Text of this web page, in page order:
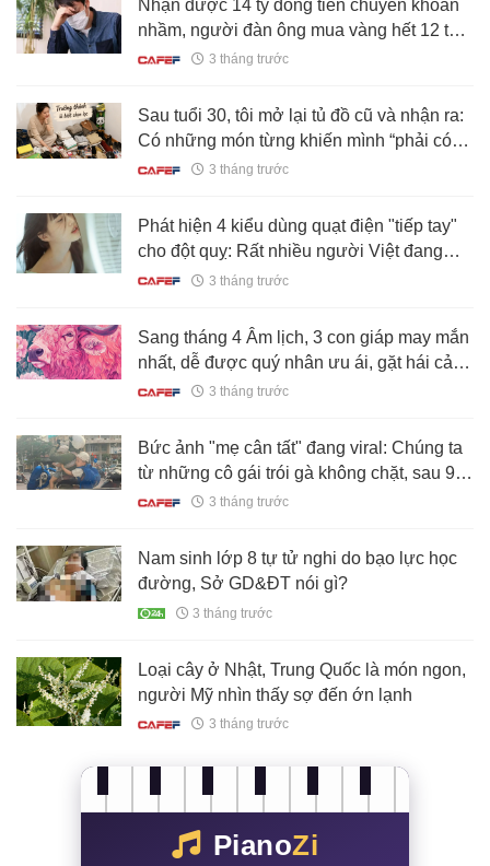
Nhận được 14 tỷ đồng tiền chuyển khoản
nhầm, người đàn ông mua vàng hết 12 tỷ
rồi bị bắt, tuyên bố: “Tiền tự nhiên vào tài
3 tháng trước
Sau tuổi 30, tôi mở lại tủ đồ cũ và nhận ra:
Có những món từng khiến mình “phải có
bằng được”, giờ chỉ còn phủ bụi trong góc
3 tháng trước
Phát hiện 4 kiểu dùng quạt điện "tiếp tay"
cho đột quỵ: Rất nhiều người Việt đang
làm
3 tháng trước
Sang tháng 4 Âm lịch, 3 con giáp may mắn
nhất, dễ được quý nhân ưu ái, gặt hái cả
tiền lẫn tình3 tháng trước
Bức ảnh "mẹ cân tất" đang viral: Chúng ta
từ những cô gái trói gà không chặt, sau 9
tháng 10 ngày đều trở thành siêu nhân hết!
3 tháng trước
Nam sinh lớp 8 tự tử nghi do bạo lực học
đường, Sở GD&ĐT nói gì?
3 tháng trước
Loại cây ở Nhật, Trung Quốc là món ngon,
người Mỹ nhìn thấy sợ đến ớn lạnh
3 tháng trước
PianoZi